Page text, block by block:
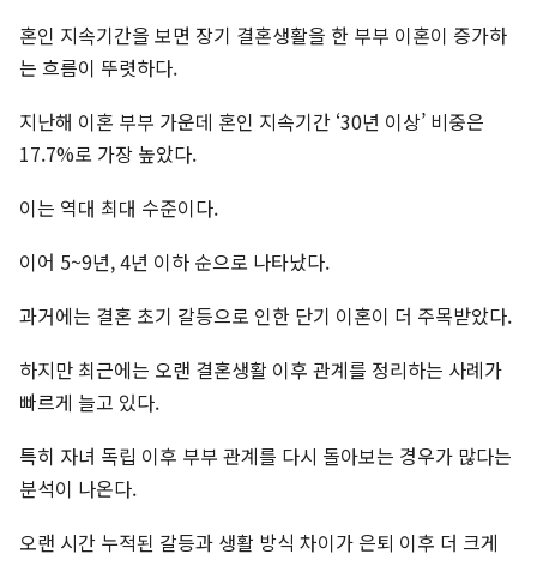
혼인 지속기간을 보면 장기 결혼생활을 한 부부 이혼이 증가하
는 흐름이 뚜렷하다.
지난해 이혼 부부 가운데 혼인 지속기간 ‘30년 이상’ 비중은
17.7%로 가장 높았다.
이는 역대 최대 수준이다.
이어 5~9년, 4년 이하 순으로 나타났다.
과거에는 결혼 초기 갈등으로 인한 단기 이혼이 더 주목받았다.
하지만 최근에는 오랜 결혼생활 이후 관계를 정리하는 사례가
빠르게 늘고 있다.
특히 자녀 독립 이후 부부 관계를 다시 돌아보는 경우가 많다는
분석이 나온다.
오랜 시간 누적된 갈등과 생활 방식 차이가 은퇴 이후 더 크게